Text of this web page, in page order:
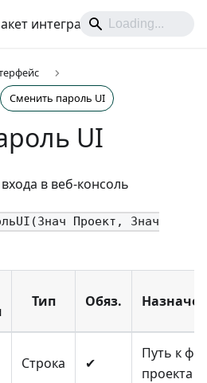
интеграций
Сменить пароль UI
UI
в веб-консоль
Проект, Знач
Тип Обяз.
Строка ✔
Путь к
проекта